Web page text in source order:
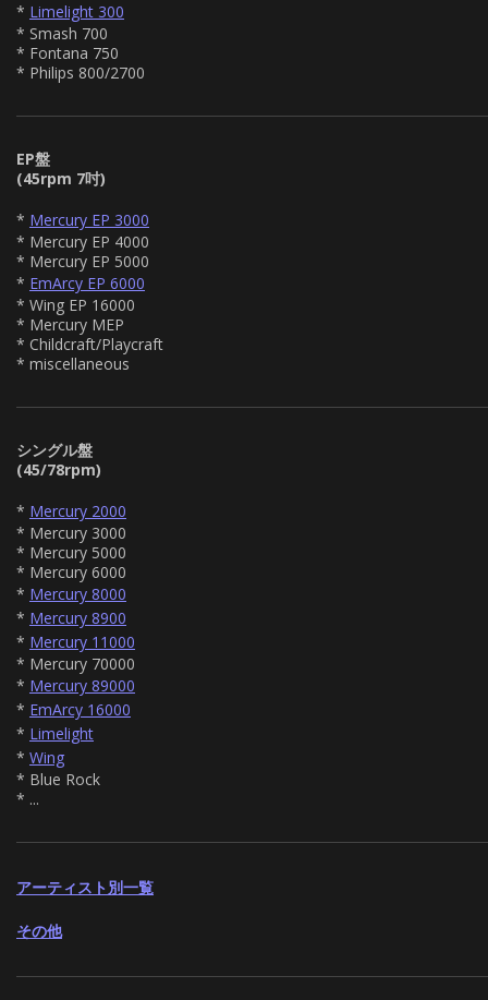
* Limelight 300
* Smash 700
* Fontana 750
* Philips 800/2700
EP盤
(45rpm 7吋)
* Mercury EP 3000
* Mercury EP 4000
* Mercury EP 5000
* EmArcy EP 6000
* Wing EP 16000
* Mercury MEP
* Childcraft/Playcraft
* miscellaneous
シングル盤
(45/78rpm)
* Mercury 2000
* Mercury 3000
* Mercury 5000
* Mercury 6000
* Mercury 8000
* Mercury 8900
* Mercury 11000
* Mercury 70000
* Mercury 89000
* EmArcy 16000
* Limelight
* Wing
* Blue Rock
* ...
アーティスト別一覧
その他